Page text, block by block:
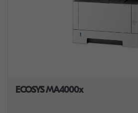
ECOSYS MA4000x